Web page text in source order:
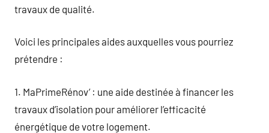
travaux de qualité.
Voici les principales aides auxquelles vous pourriez
prétendre :
1. MaPrimeRénov’ : une aide destinée à financer les
travaux d’isolation pour améliorer l’efficacité
énergétique de votre logement.